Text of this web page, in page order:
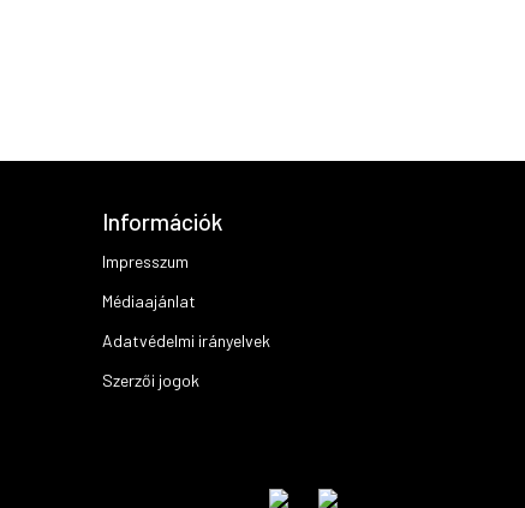
Információk
Impresszum
Médiaajánlat
Adatvédelmi irányelvek
Szerzői jogok